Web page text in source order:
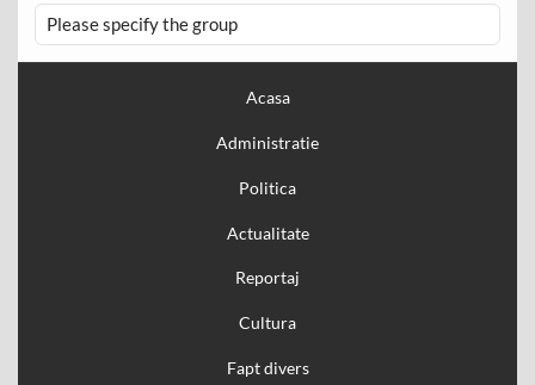
Please specify the group
Acasa
Administratie
Politica
Actualitate
Reportaj
Cultura
Fapt divers